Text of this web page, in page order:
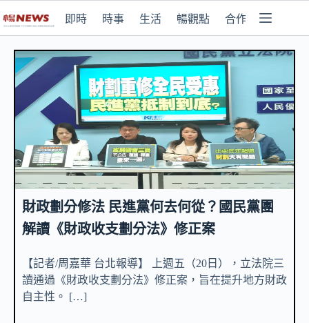
即時 時事 生活 暢觀點 合作媒體
財政劃分修法 民進黨何去何從？國民黨團
解讀《財政收支劃分法》修正案
【記者/周嘉華 台北報導】 上週五（20日），立法院三
讀通過《財政收支劃分法》修正案，旨在提升地方財政
自主性。 […]